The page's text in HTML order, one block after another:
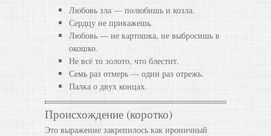
Любовь зла — полюбишь и козла.
Сердцу не прикажешь.
Любовь — не картошка, не выбросишь в
окошко.
Не всё то золото, что блестит.
Семь раз отмерь — один раз отрежь.
Палка о двух концах.
Происхождение (коротко)
Это выражение закрепилось как ироничный